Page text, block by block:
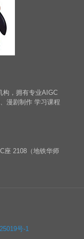
构，拥有专业AIGC
漫剧制作 学习课程
座 2108（地铁华师
号-1